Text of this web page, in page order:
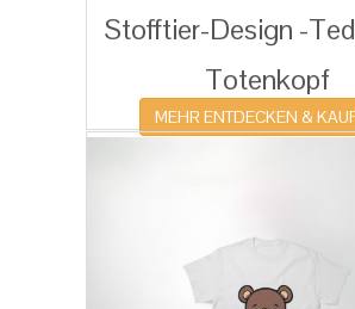
Stofftier-Design -
Totenkopf
MEHR ENTDECKEN &